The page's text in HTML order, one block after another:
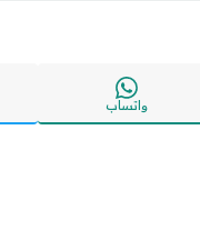
واتساب